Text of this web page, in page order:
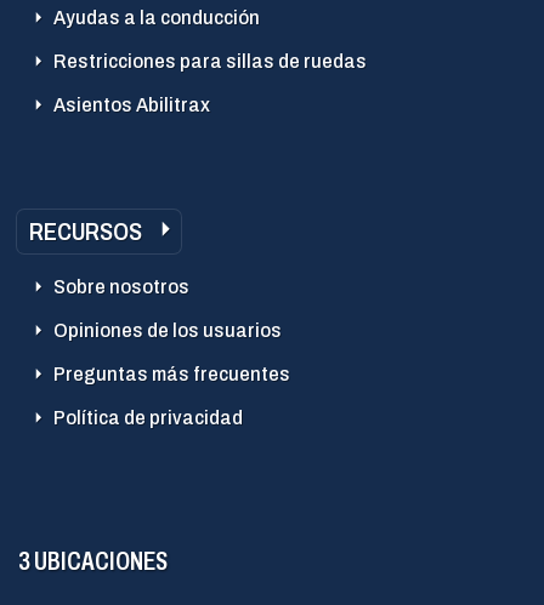
Ayudas a la conducción
Restricciones para sillas de ruedas
Asientos Abilitrax
RECURSOS
Sobre nosotros
Opiniones de los usuarios
Preguntas más frecuentes
Política de privacidad
3 UBICACIONES